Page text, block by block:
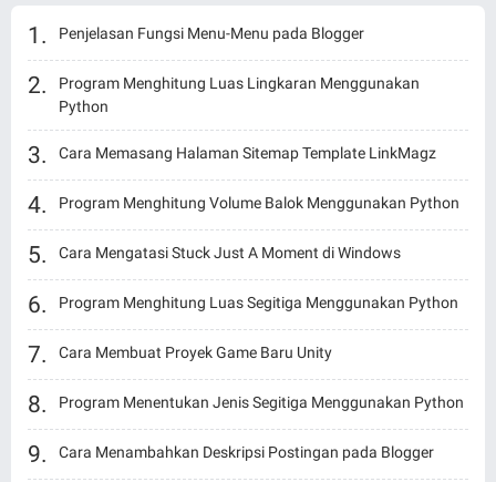
Penjelasan Fungsi Menu-Menu pada Blogger
Program Menghitung Luas Lingkaran Menggunakan
Python
Cara Memasang Halaman Sitemap Template LinkMagz
Program Menghitung Volume Balok Menggunakan Python
Cara Mengatasi Stuck Just A Moment di Windows
Program Menghitung Luas Segitiga Menggunakan Python
Cara Membuat Proyek Game Baru Unity
Program Menentukan Jenis Segitiga Menggunakan Python
Cara Menambahkan Deskripsi Postingan pada Blogger